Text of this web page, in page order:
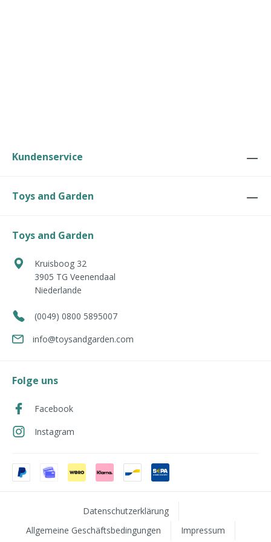
Toys and Garden
Kruisboog 32
3905 TG Veenendaal
Niederlande
(0049) 0800 5895007
info@toysandgarden.com
Kundenservice
Toys and Garden
Folge uns
Facebook
Instagram
Datenschutzerklärung
Allgemeine Geschäftsbedingungen
Impressum